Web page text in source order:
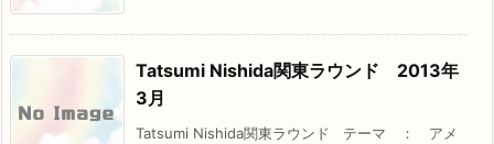
Tatsumi Nishida関東ラウンド 2013年
3月
Tatsumi Nishida関東ラウンド テーマ ： アメ